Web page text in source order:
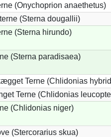
(Onychoprion anaethetus)
(Sterna dougallii)
(Sterna hirundo)
(Sterna paradisaea)
Terne (Chlidonias
Terne (Chlidonias
(Chlidonias niger)
(Stercorarius skua)